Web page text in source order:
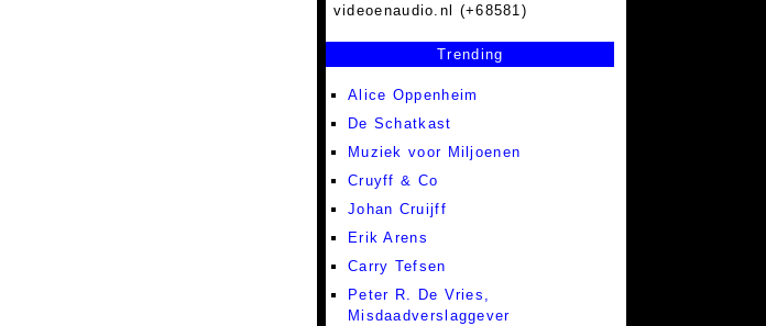
videoenaudio.nl (+68581)
Trending
Alice Oppenheim
De Schatkast
Muziek voor Miljoenen
Cruyff & Co
Johan Cruijff
Erik Arens
Carry Tefsen
Peter R. De Vries,
Misdaadverslaggever